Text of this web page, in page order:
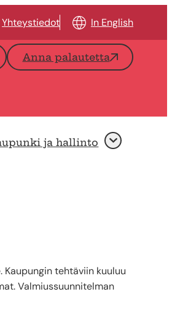
Yhteystiedot In English
Anna palautetta
ja hallinto Avaa
tehtäviin kuuluu
Valmiussuunnitelman